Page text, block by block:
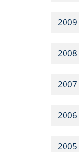
2009
2008
2007
2006
2005